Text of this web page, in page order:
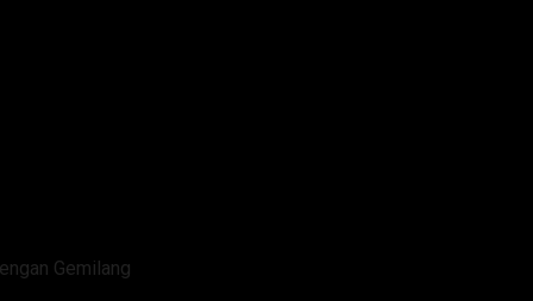
Gemilang